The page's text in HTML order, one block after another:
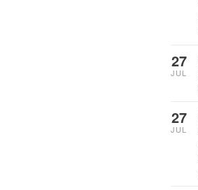
27
JUL
27
JUL